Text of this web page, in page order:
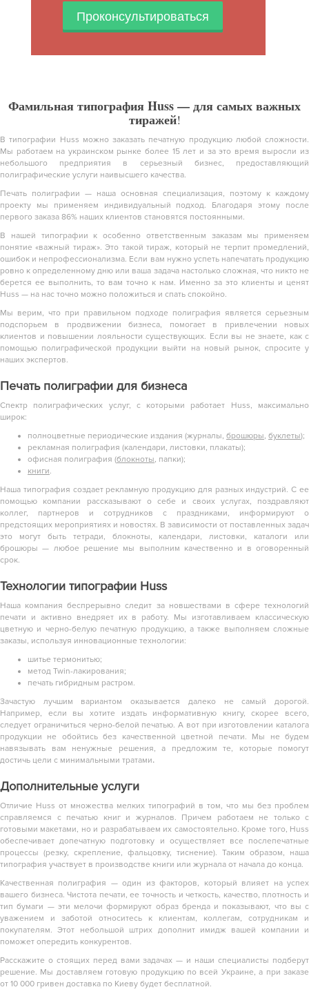
Проконсультироваться
Фамильная типография Huss — для самых важных
тиражей!
В типографии Huss можно заказать печатную продукцию любой сложности.
Мы работаем на украинском рынке более 15 лет и за это время выросли из
небольшого предприятия в серьезный бизнес, предоставляющий
полиграфические услуги наивысшего качества.
Печать полиграфии — наша основная специализация, поэтому к каждому
проекту мы применяем индивидуальный подход. Благодаря этому после
первого заказа 86% наших клиентов становятся постоянными.
В нашей типографии к особенно ответственным заказам мы применяем
понятие «важный тираж». Это такой тираж, который не терпит промедлений,
ошибок и непрофессионализма. Если вам нужно успеть напечатать продукцию
ровно к определенному дню или ваша задача настолько сложная, что никто не
берется ее выполнить, то вам точно к нам. Именно за это клиенты и ценят
Huss — на нас точно можно положиться и спать спокойно.
Мы верим, что при правильном подходе полиграфия является серьезным
подспорьем в продвижении бизнеса, помогает в привлечении новых
клиентов и повышении лояльности существующих. Если вы не знаете, как с
помощью полиграфической продукции выйти на новый рынок, спросите у
наших экспертов.
Печать полиграфии для бизнеса
Спектр полиграфических услуг, с которыми работает Huss, максимально
широк:
полноцветные периодические издания (журналы, брошюры, буклеты);
рекламная полиграфия (календари, листовки, плакаты);
офисная полиграфия (блокноты, папки);
книги.
Наша типография создает рекламную продукцию для разных индустрий. С ее
помощью компании рассказывают о себе и своих услугах, поздравляют
коллег, партнеров и сотрудников с праздниками, информируют о
предстоящих мероприятиях и новостях. В зависимости от поставленных задач
это могут быть тетради, блокноты, календари, листовки, каталоги или
брошюры — любое решение мы выполним качественно и в оговоренный
срок.
Технологии типографии Huss
Наша компания беспрерывно следит за новшествами в сфере технологий
печати и активно внедряет их в работу. Мы изготавливаем классическую
цветную и черно-белую печатную продукцию, а также выполняем сложные
заказы, используя инновационные технологии:
шитье термонитью;
метод Twin-лакирования;
печать гибридным растром.
Зачастую лучшим вариантом оказывается далеко не самый дорогой.
Например, если вы хотите издать информативную книгу, скорее всего,
следует ограничиться черно-белой печатью. А вот при изготовлении каталога
продукции не обойтись без качественной цветной печати. Мы не будем
навязывать вам ненужные решения, а предложим те, которые помогут
достичь цели с минимальными тратами.
Дополнительные услуги
Отличие Huss от множества мелких типографий в том, что мы без проблем
справляемся с печатью книг и журналов. Причем работаем не только с
готовыми макетами, но и разрабатываем их самостоятельно. Кроме того, Huss
обеспечивает допечатную подготовку и осуществляет все послепечатные
процессы (резку, скрепление, фальцовку, тиснение). Таким образом, наша
типография участвует в производстве книги или журнала от начала до конца.
Качественная полиграфия — один из факторов, который влияет на успех
вашего бизнеса. Чистота печати, ее точность и четкость, качество, плотность и
тип бумаги — эти мелочи формируют образ бренда и показывают, что вы с
уважением и заботой относитесь к клиентам, коллегам, сотрудникам и
покупателям. Этот небольшой штрих дополнит имидж вашей компании и
поможет опередить конкурентов.
Расскажите о стоящих перед вами задачах — и наши специалисты подберут
решение. Мы доставляем готовую продукцию по всей Украине, а при заказе
от 10 000 гривен доставка по Киеву будет бесплатной.